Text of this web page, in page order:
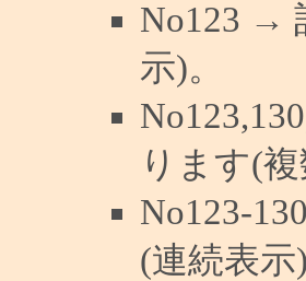
No123 →
示)。
ります(複
No123-
(連続表示)